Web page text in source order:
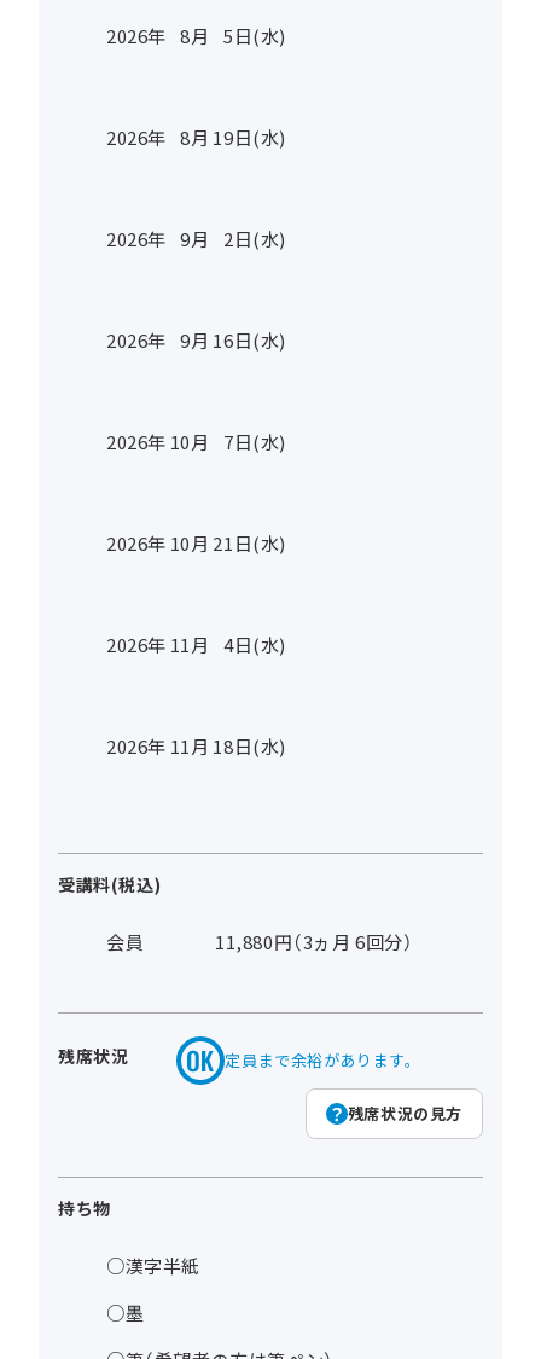
2026年 8月 5日(水)
2026年 8月 19日(水)
2026年 9月 2日(水)
2026年 9月 16日(水)
2026年 10月 7日(水)
2026年 10月 21日(水)
2026年 11月 4日(水)
2026年 11月 18日(水)
受講料(税込)
会員 11,880円（3ヵ月 6回分）
残席状況 定員まで余裕があります。
残席状況の見方
持ち物
○漢字半紙
○墨